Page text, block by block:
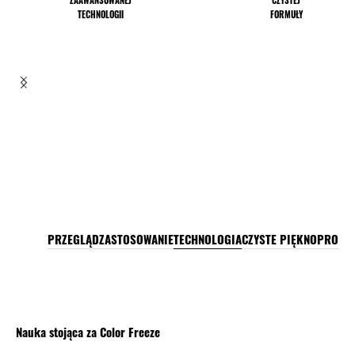
TECHNOLOGII
FORMUŁY
PRZEGLĄDZASTOSOWANIETECHNOLOGIACZYSTE PIĘKNOPRO
Nauka stojąca za Color Freeze